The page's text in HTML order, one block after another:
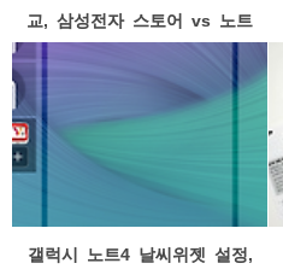
교, 삼성전자 스토어 vs 노트
갤럭시 노트4 날씨위젯 설정,